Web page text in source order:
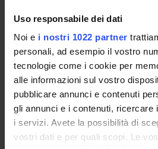
Uso responsabile dei dati
Noi e i nostri 1022 partner
personali, ad esempio il vostro
tecnologie come i cookie per
alle informazioni sul vostro
pubblicare annunci e contenuti
gli annunci e i contenuti, ricercare
i servizi. Avete la possibilità di
vostri dati e per quali scopi. Le
PROGETTAZIONE E
DEI PROCESSI DI
PROFESSIONALE
Crediti
2
Periodo
2° SEMESTRE LM PROF. SAN.